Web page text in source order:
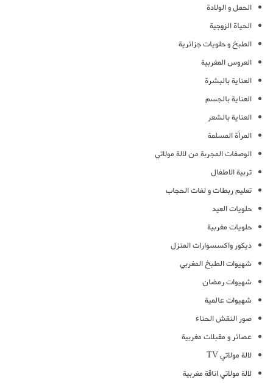
الحمل و الولادة
الحياة الزوجية
الطبخ و حلويات جزائرية
العروس المغربية
العناية بالبشرة
العناية بالجسم
العناية بالشعر
المرأة المسلمة
الوصفات المجربة من لالة مولاتي
تربية الاطفال
تعليم ربطات و لفات الحجاب
حلويات العيد
حلويات مغربية
ديكور واكسسوارات المنزل
شهيوات الطبخ المغربي
شهيوات رمضان
شهيوات عالمية
صور النقش الحناء
عصائر و مقبلات مغربية
لالة مولاتي TV
لالة مولاتي اناقة مغربية